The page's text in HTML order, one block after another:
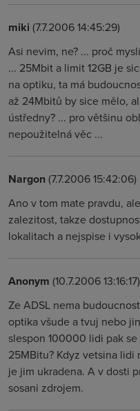
miki (7.7.2006 14:45:29)
Asi nevim, ne? ... proč
... 25Mbit a limit 12GB je
na optiku, ta má
až 24Mbitů by sice mělo,
ústředny? ... pro většinu
nepoužitelná věc ...
Nargon(7.7.2006 15:42:06)
Ano v tom mate pravdu,
zalezitost, takze
lokalitach a nejspise i
Anonym (10.7.2006 13:16:17)
Ze ADSL nema
optika všude a tvuj nebo
slespon 100000 lidi pak
25MBitu? Kdyz vetsina lidi
je jim ukradena. A v dosti
sosani zdrojem.